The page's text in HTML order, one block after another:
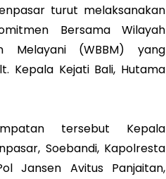
turut melaksanakan
Bersama Wilayah
Melayani (WBBM) yang
Kepala Kejati Bali, Hutama
tersebut Kepala
Soebandi, Kapolresta
Jansen Avitus Panjaitan,